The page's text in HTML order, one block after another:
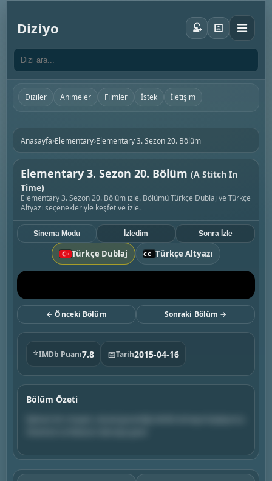
Diziyo
Diziler Animeler Filmler İstek İletişim
Anasayfa›Elementary›Elementary 3. Sezon 20. Bölüm
Elementary 3. Sezon 20. Bölüm (A Stitch In
Time)
Elementary 3. Sezon 20. Bölüm izle. Bölümü Türkçe Dublaj ve Türkçe
Altyazı seçenekleriyle keşfet ve izle.
Türkçe Dublaj Türkçe Altyazı
Sinema Modu İzledim Sonra İzle
← Önceki Bölüm Sonraki Bölüm →
⭐IMDb Puanı7.8 📅Tarih2015-04-16
Bölüm Özeti